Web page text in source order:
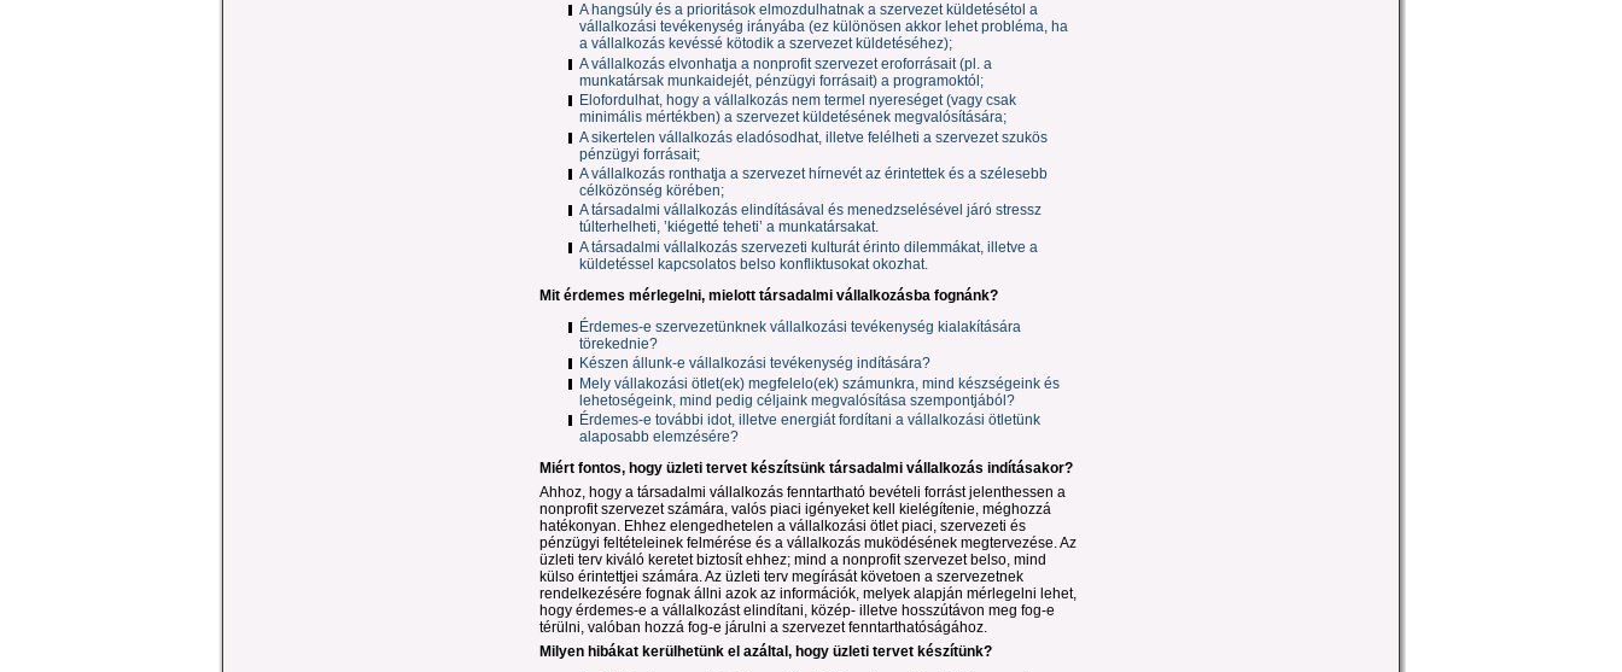
A hangsúly és a prioritások elmozdulhatnak a szervezet küldetésétol a
vállalkozási tevékenység irányába (ez különösen akkor lehet probléma, ha
a vállalkozás kevéssé kötodik a szervezet küldetéséhez);
A vállalkozás elvonhatja a nonprofit szervezet eroforrásait (pl. a
munkatársak munkaidejét, pénzügyi forrásait) a programoktól;
Elofordulhat, hogy a vállalkozás nem termel nyereséget (vagy csak
minimális mértékben) a szervezet küldetésének megvalósítására;
A sikertelen vállalkozás eladósodhat, illetve felélheti a szervezet szukös
pénzügyi forrásait;
A vállalkozás ronthatja a szervezet hírnevét az érintettek és a szélesebb
célközönség körében;
A társadalmi vállalkozás elindításával és menedzselésével járó stressz
túlterhelheti, ’kiégetté teheti’ a munkatársakat.
A társadalmi vállalkozás szervezeti kulturát érinto dilemmákat, illetve a
küldetéssel kapcsolatos belso konfliktusokat okozhat.
Mit érdemes mérlegelni, mielott társadalmi vállalkozásba fognánk?
Érdemes-e szervezetünknek vállalkozási tevékenység kialakítására
törekednie?
Készen állunk-e vállalkozási tevékenység indítására?
Mely vállakozási ötlet(ek) megfelelo(ek) számunkra, mind készségeink és
lehetoségeink, mind pedig céljaink megvalósítása szempontjából?
Érdemes-e további idot, illetve energiát fordítani a vállalkozási ötletünk
alaposabb elemzésére?
Miért fontos, hogy üzleti tervet készítsünk társadalmi vállalkozás indításakor?
Ahhoz, hogy a társadalmi vállalkozás fenntartható bevételi forrást jelenthessen a
nonprofit szervezet számára, valós piaci igényeket kell kielégítenie, méghozzá
hatékonyan. Ehhez elengedhetelen a vállalkozási ötlet piaci, szervezeti és
pénzügyi feltételeinek felmérése és a vállalkozás muködésének megtervezése. Az
üzleti terv kiváló keretet biztosít ehhez; mind a nonprofit szervezet belso, mind
külso érintettjei számára. Az üzleti terv megírását követoen a szervezetnek
rendelkezésére fognak állni azok az információk, melyek alapján mérlegelni lehet,
hogy érdemes-e a vállalkozást elindítani, közép- illetve hosszútávon meg fog-e
térülni, valóban hozzá fog-e járulni a szervezet fenntarthatóságához.
Milyen hibákat kerülhetünk el azáltal, hogy üzleti tervet készítünk?